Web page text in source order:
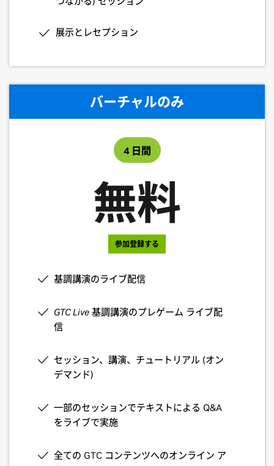
展示とレセプション
$110
Connect With the Experts (エキスパートと
バーチャルのみ
4 日間
無料
参加登録する
基調講演のライブ配信
GTC Live 基調講演のプレゲーム ライブ配
信
セッション、講演、チュートリアル (オン
デマンド)
一部のセッションでテキストによる Q&A
をライブで実施
全ての GTC コンテンツへのオンライン ア